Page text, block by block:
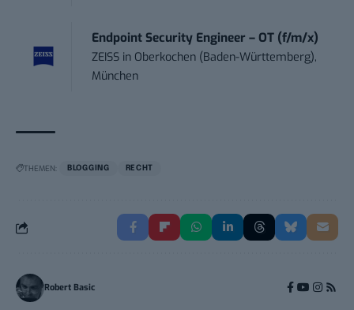
Endpoint Security Engineer – OT (f/m/x)
ZEISS in Oberkochen (Baden-Württemberg),
München
THEMEN: BLOGGING RECHT
Robert Basic